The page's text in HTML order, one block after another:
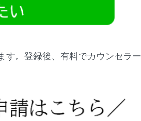
す。登録後、有料でカウンセラー